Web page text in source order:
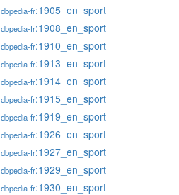
dbpedia-fr:1905_en_sport
dbpedia-fr:1908_en_sport
dbpedia-fr:1910_en_sport
dbpedia-fr:1913_en_sport
dbpedia-fr:1914_en_sport
dbpedia-fr:1915_en_sport
dbpedia-fr:1919_en_sport
dbpedia-fr:1926_en_sport
dbpedia-fr:1927_en_sport
dbpedia-fr:1929_en_sport
dbpedia-fr:1930_en_sport